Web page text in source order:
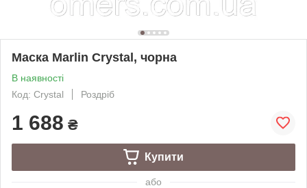
Маска Marlin Crystal, чорна
В наявності
Код: Crystal
Роздріб
1 688 ₴
Купити
або